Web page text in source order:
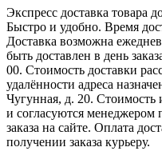
Экспресс доставка товара
Быстро и удобно. Время
Доставка возможна
быть доставлен в день
00. Стоимость доставки
удалённости адреса
Чугунная, д. 20. Стоимость
и согласуются менеджером
заказа на сайте. Оплата
получении заказа курьеру.